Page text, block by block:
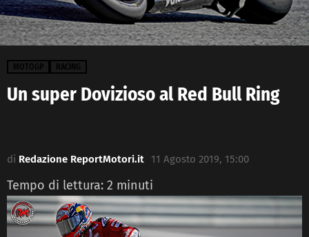
MOTOGP RACING
Un super Dovizioso al Red Bull Ring
di Redazione ReportMotori.it 11 Agosto 2019, 15:00
Tempo di lettura: 2 minuti